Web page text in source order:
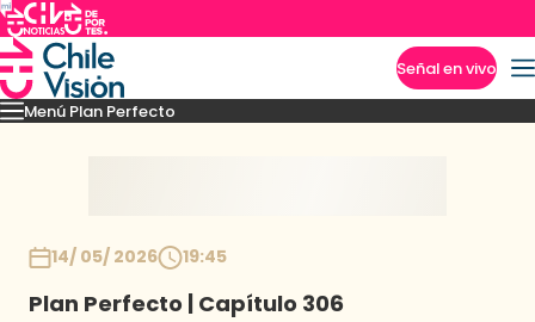
Señal en vivo
Menú Plan Perfecto
Momentos Capítulos Novedades
14/ 05/ 2026 19:45
Plan Perfecto | Capítulo 306
Imperdibles